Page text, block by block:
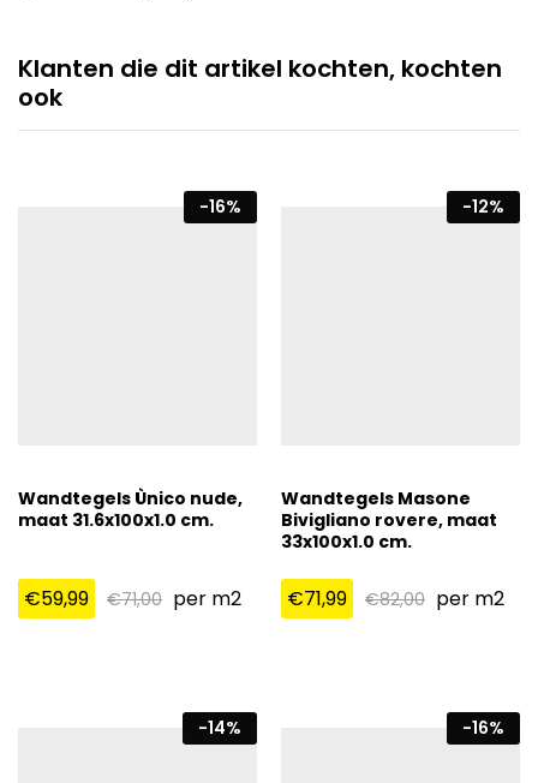
Klanten die dit artikel kochten, kochten
ook
-16%
Wandtegels Ùnico nude,
maat 31.6x100x1.0 cm.
€59,99 €71,00 per m2
-12%
Wandtegels Masone
Bivigliano rovere, maat
33x100x1.0 cm.
€71,99 €82,00 per m2
-14% -16%